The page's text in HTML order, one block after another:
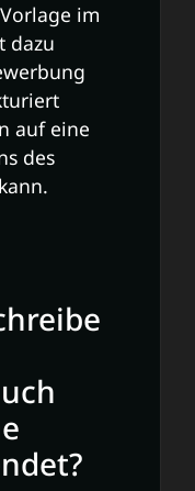
im
dazu
auf eine
des